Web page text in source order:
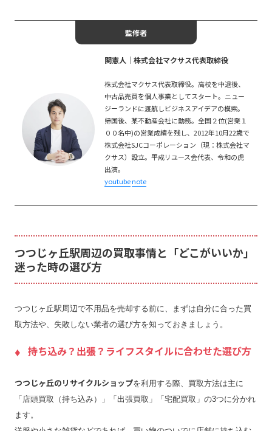
監修者
関憲人│株式会社マクサス代表取締役
株式会社マクサス代表取締役。高校を中退後、
中古品売買を個人事業としてスタート。ニュー
ジーランドに渡航しビジネスアイデアの模索。
帰国後、某不動産会社に勤務。全国２位(営業１
００名中)の営業成績を残し、2012年10月22歳で
株式会社SJCコーポレーション（現：株式会社マ
クサス）設立。平成リユース会代表、令和の虎
出演。
youtubenote
つつじヶ丘駅周辺の買取事情と「どこがいいか」
迷った時の選び方
つつじヶ丘駅周辺で不用品を売却する前に、まずは自分に合った買
取方法や、失敗しない業者の選び方を知っておきましょう。
持ち込み？出張？ライフスタイルに合わせた選び方
つつじヶ丘のリサイクルショップを利用する際、買取方法は主に
「店頭買取（持ち込み）」「出張買取」「宅配買取」の3つに分かれ
ます。